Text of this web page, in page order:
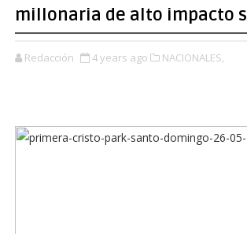
millonaria de alto impacto
Redacción 4 years ago NACIONALES,